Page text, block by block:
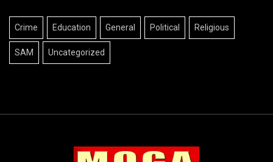
Crime Education General Political Religious
SAM Uncategorized